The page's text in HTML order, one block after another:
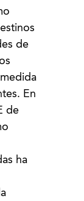
de
En
de
ha